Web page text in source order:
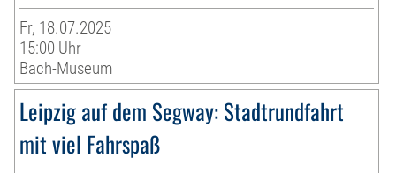
Fr, 18.07.2025
15:00 Uhr
Bach-Museum
Leipzig auf dem Segway: Stadtrundfahrt
mit viel Fahrspaß